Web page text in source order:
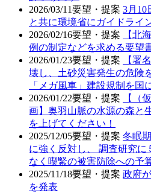
2026/03/11要望・提案 3月
と共に環境省にガイドライ
2026/02/16要望・提案
【北
例の制定などを求める要望
2026/01/23要望・提案
【署
壊し、土砂災害発生の危険
「メガ風車」建設規制を国
2026/01/22要望・提案
【（
画】奥羽山脈の水源の森と
を上げてください！
2025/12/05要望・提案 冬眠
に強く反対し、 調査研究
なく喫緊の被害防除への予
2025/11/18要望・提案 政府
を発表